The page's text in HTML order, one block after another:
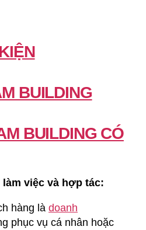
BUILDING
BUILDING CÓ
việc và hợp tác:
hàng là doanh
phục vụ cá nhân hoặc